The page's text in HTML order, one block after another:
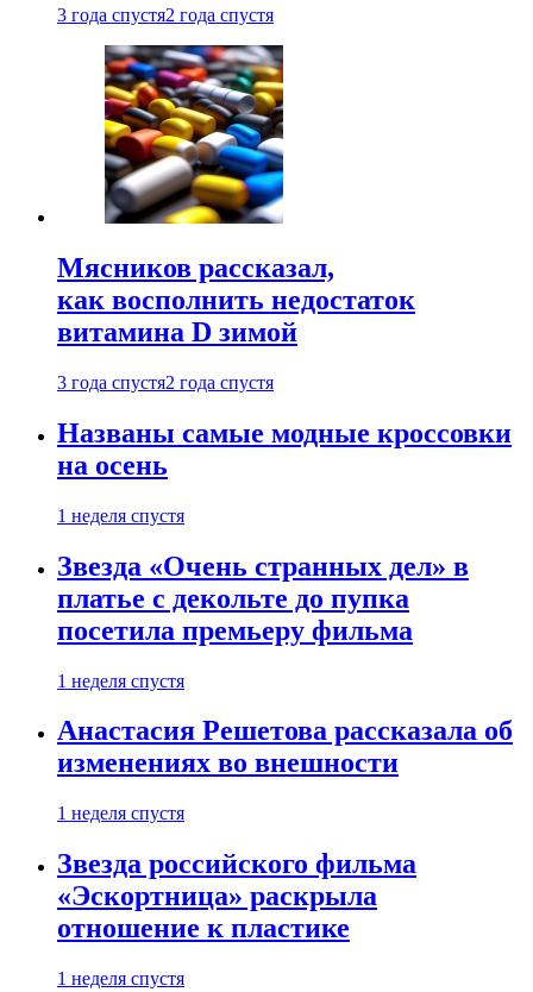
3 года спустя2 года спустя
Мясников рассказал,
как восполнить недостаток
витамина D зимой
3 года спустя2 года спустя
Названы самые модные кроссовки
на осень
1 неделя спустя
Звезда «Очень странных дел» в
платье с декольте до пупка
посетила премьеру фильма
1 неделя спустя
Анастасия Решетова рассказала об
изменениях во внешности
1 неделя спустя
Звезда российского фильма
«Эскортница» раскрыла
отношение к пластике
1 неделя спустя